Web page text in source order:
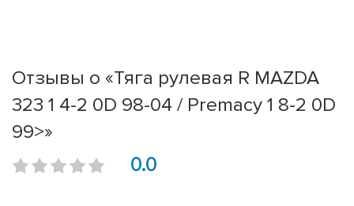
Отзывы о «Тяга рулевая R MAZDA
323 1 4-2 0D 98-04 / Premacy 1 8-2 0D
99>»
0.0